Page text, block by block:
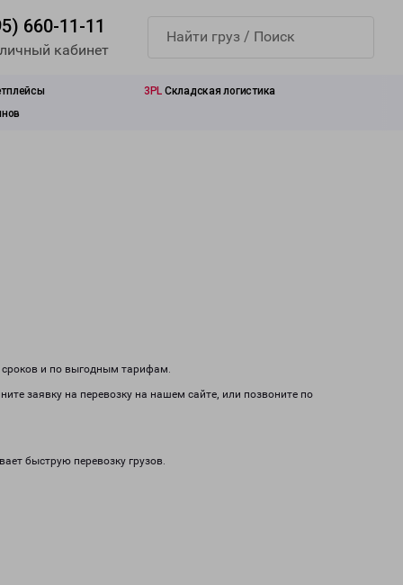
660-11-11
кабинет
3PL Складская логистика
сроков и по выгодным тарифам.
заявку на перевозку на нашем сайте, или позвоните по
быструю перевозку грузов.